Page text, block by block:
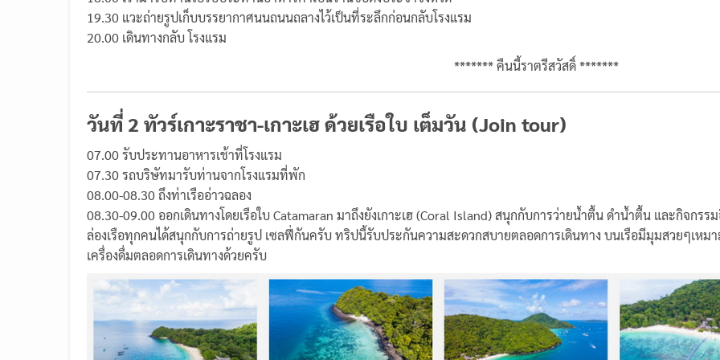
19.30 แวะถ่ายรูปเก็บบรรยากาศนนถนนถลางไว้เป็นที่ระลึกก่อนกลับโรงแรม
20.00 เดินทางกลับ โรงแรม
******* คืนนี้ราตรีสวัสดิ์ *******
วันที่ 2 ทัวร์เกาะราชา-เกาะเฮ ด้วยเรือใบ เต็มวัน (Join tour)
07.00 รับประทานอาหารเช้าที่โรงแรม
07.30 รถบริษัทมารับท่านจากโรงแรมที่พัก
08.00-08.30 ถึงท่าเรืออ่าวฉลอง
08.30-09.00 ออกเดินทางโดยเรือใบ Catamaran มาถึงยังเกาะเฮ (Coral Island) สนุกกับการว่ายน้ำตื้น ดำน้ำตื้น และกิจกร
ล่องเรือทุกคนได้สนุกกับการถ่ายรูป เซลฟี่กันครับ ทริปนี้รับประกันความสะดวกสบายตลอดการเดินทาง บนเรือมีมุมสวยๆเหม
เครื่องดื่มตลอดการเดินทางด้วยครับ